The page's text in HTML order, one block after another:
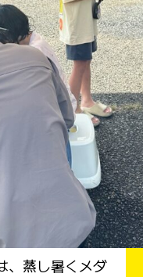
、蒸し暑くメダ